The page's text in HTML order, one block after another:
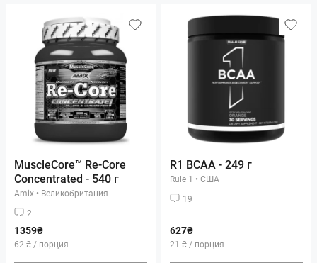
MuscleCore™ Re-Core
Concentrated - 540 г
Amix • Великобритания
2
1359₴
62 ₴ / порция
R1 BCAA - 249 г
Rule 1 • США
19
627₴
21 ₴ / порция